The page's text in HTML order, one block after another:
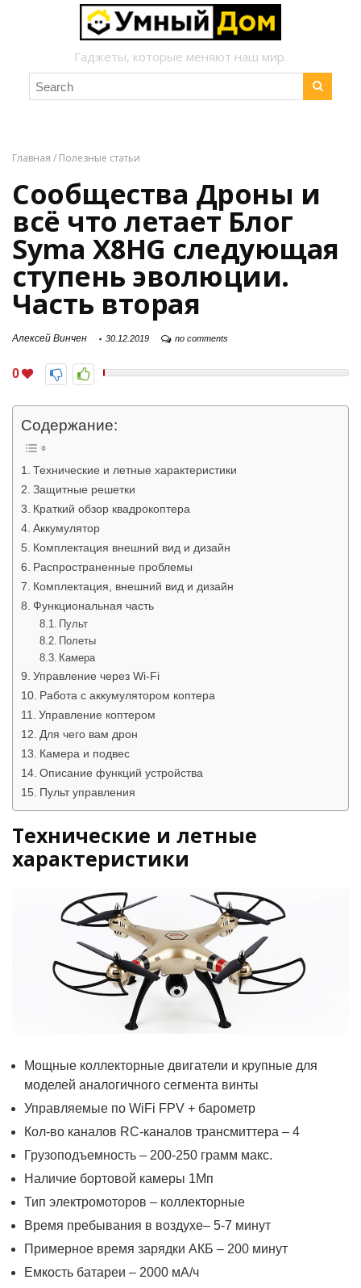
Гаджеты, которые меняют наш мир.
Главная / Полезные статьи
Сообщества Дроны и
всё что летает Блог
Syma X8HG следующая
ступень эволюции.
Часть вторая
Алексей Винчен 30.12.2019 no comments
0
Содержание:
Технические и летные характеристики
Защитные решетки
Краткий обзор квадрокоптера
Аккумулятор
Комплектация внешний вид и дизайн
Распространенные проблемы
Комплектация, внешний вид и дизайн
Функциональная часть
Пульт
Полеты
Камера
Управление через Wi-Fi
Работа с аккумулятором коптера
Управление коптером
Для чего вам дрон
Камера и подвес
Описание функций устройства
Пульт управления
Технические и летные
характеристики
Мощные коллекторные двигатели и крупные для
моделей аналогичного сегмента винты
Управляемые по WiFi FPV + барометр
Кол-во каналов RC-каналов трансмиттера – 4
Грузоподъемность – 200-250 грамм макс.
Наличие бортовой камеры 1Мп
Тип электромоторов – коллекторные
Время пребывания в воздухе– 5-7 минут
Примерное время зарядки АКБ – 200 минут
Емкость батареи – 2000 мА/ч